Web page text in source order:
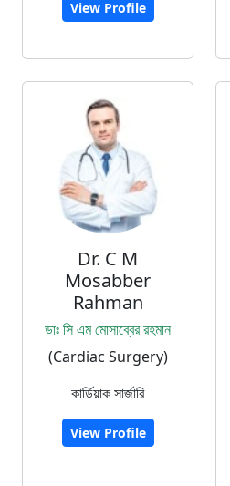
View Profile
Dr. C M
Mosabber
Rahman
ডাঃ সি এম মোসাব্বের রহমান
(Cardiac Surgery)
কার্ডিয়াক সার্জারি
View Profile